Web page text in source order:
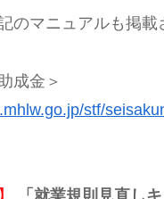
のマニュアルも掲
成金＞
stf/